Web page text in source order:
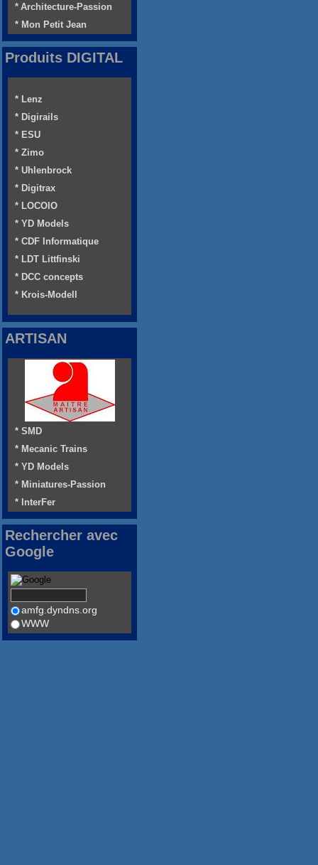
* Architecture-Passion
* Mon Petit Jean
Produits DIGITAL
* Lenz
* Digirails
* ESU
* Zimo
* Uhlenbrock
* Digitrax
* LOCOIO
* YD Models
* CDF Informatique
* LDT Littfinski
* DCC concepts
* Krois-Modell
ARTISAN
* SMD
* Mecanic Trains
* YD Models
* Miniatures-Passion
* InterFer
Rechercher avec
Google
amfg.dyndns.org
WWW